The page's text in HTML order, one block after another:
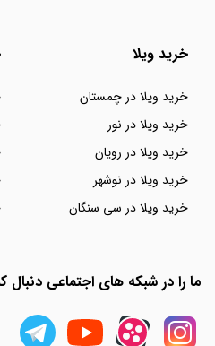
خرید ویلا
خرید ویلا در چمستان
خرید ویلا در نور
خرید ویلا در رویان
خرید ویلا در نوشهر
خرید ویلا در سی سنگان
ما را در شبکه های اجتماعی دنبال